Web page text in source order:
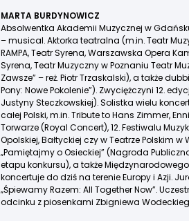
MARTA BURDYNOWICZ
Absolwentka Akademii Muzycznej w
– musical. Aktorka teatralna (m.in. Teatr
RAMPA, Teatr Syrena, Warszawska Opera
Syrena, Teatr Muzyczny w Poznaniu Teatr
Zawsze” – reż. Piotr Trzaskalski), a także
Pony: Nowe Pokolenie”). Zwyciężczyni 12.
Justyny Steczkowskiej). Solistka wielu
całej Polski, m.in. Tribute to Hans Zimmer,
Torwarze (Royal Concert), 12. Festiwalu
Opolskiej, Bałtyckiej czy w Teatrze Polskim
„Pamiętajmy o Osieckiej” (Nagroda
etapu konkursu), a także
koncertuje do dziś na terenie Europy i Azji.
„Śpiewamy Razem: All Together Now”.
odcinku z piosenkami Zbigniewa